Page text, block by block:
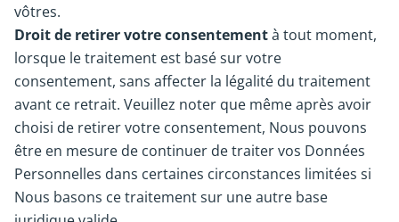
vôtres.
Droit de retirer votre consentementà tout moment,
lorsque le traitement est basé sur votre
consentement, sans affecter la légalité du traitement
avant ce retrait. Veuillez noter que même après avoir
choisi de retirer votre consentement, Nous pouvons
être en mesure de continuer de traiter vos Données
Personnelles dans certaines circonstances limitées si
Nous basons ce traitement sur une autre base